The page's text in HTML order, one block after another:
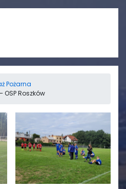
Informacje
Aktualności
Galerie
Pożarna
Roszków